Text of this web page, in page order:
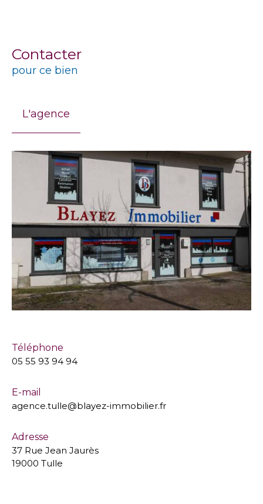
Contacter
pour ce bien
L'agence
Téléphone
05 55 93 94 94
E-mail
agence.tulle@blayez-immobilier.fr
Adresse
37 Rue Jean Jaurès
19000 Tulle